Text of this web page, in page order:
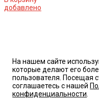
добавлено
На нашем сайте
которые делают его
пользователя. Посещая
соглашаетесь с нашей
конфиденциальности